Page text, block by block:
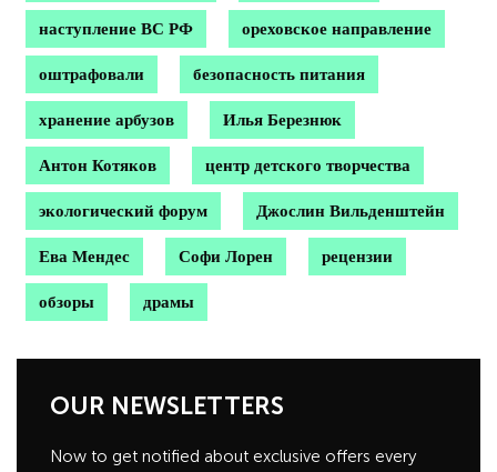
наступление ВС РФ ореховское направление
оштрафовали безопасность питания
хранение арбузов Илья Березнюк
Антон Котяков центр детского творчества
экологический форум Джослин Вильденштейн
Ева Мендес Софи Лорен рецензии
обзоры драмы
OUR NEWSLETTERS
Now to get notified about exclusive offers every